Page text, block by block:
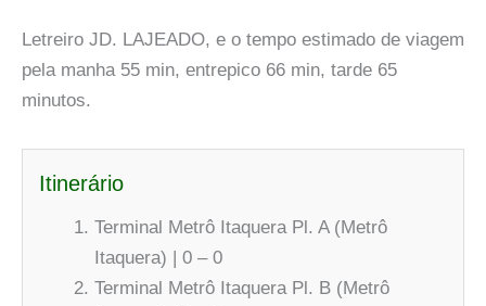
Letreiro JD. LAJEADO, e o tempo estimado de viagem
pela manha 55 min, entrepico 66 min, tarde 65
minutos.
Itinerário
Terminal Metrô Itaquera Pl. A (Metrô
Itaquera) | 0 – 0
Terminal Metrô Itaquera Pl. B (Metrô